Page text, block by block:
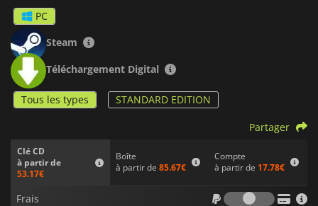
PC
Steam
Téléchargement Digital
Tous les types STANDARD EDITION
Clé CD
à partir de
53.17€
Boîte
à partir de 85.67€
Compte
à partir de 17.78€
Partager
Frais
Frais